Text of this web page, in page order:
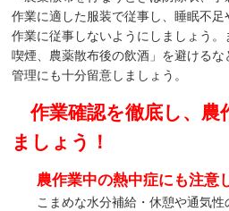
作業に適した服装で従事し、睡眠不
作業に従事しないようにしましょう
喫煙、農薬散布後の飲酒」を避ける
管理にも十分留意しましょう。
作業確認を徹底し、農
ましょう！
農作業中の熱中症にも注意
こまめな水分補給・休憩や通気性